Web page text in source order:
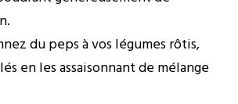
du peps à vos légumes rôtis,
en les assaisonnant de mélange